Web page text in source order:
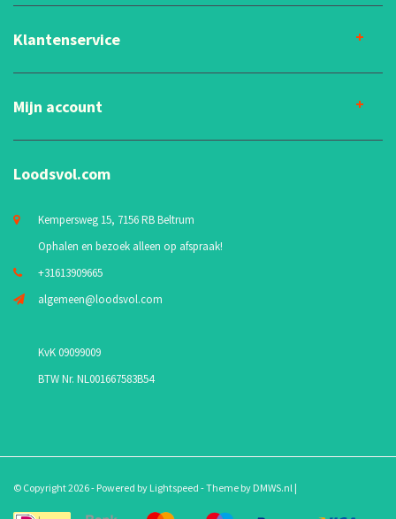
Klantenservice
Mijn account
Loodsvol.com
Kempersweg 15, 7156 RB Beltrum
Ophalen en bezoek alleen op afspraak!
+31613909665
algemeen@loodsvol.com
KvK 09099009
BTW Nr. NL001667583B54
© Copyright 2026 - Powered by Lightspeed - Theme by DMWS.nl |